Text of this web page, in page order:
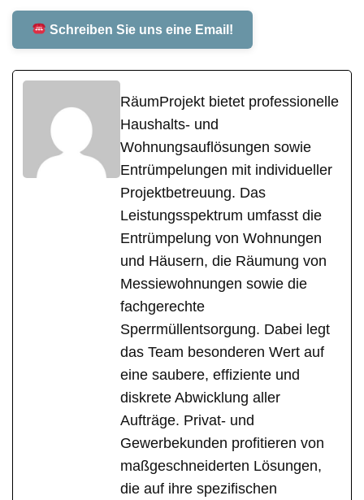
Schreiben Sie uns eine Email!
RäumProjekt bietet professionelle
Haushalts- und
Wohnungsauflösungen sowie
Entrümpelungen mit individueller
Projektbetreuung. Das
Leistungsspektrum umfasst die
Entrümpelung von Wohnungen
und Häusern, die Räumung von
Messiewohnungen sowie die
fachgerechte
Sperrmüllentsorgung. Dabei legt
das Team besonderen Wert auf
eine saubere, effiziente und
diskrete Abwicklung aller
Aufträge. Privat- und
Gewerbekunden profitieren von
maßgeschneiderten Lösungen,
die auf ihre spezifischen